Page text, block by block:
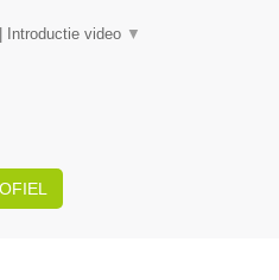
Introductie video ▼